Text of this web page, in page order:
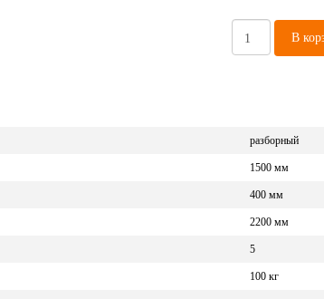
В
разборный
1500 мм
400 мм
2200 мм
5
100 кг